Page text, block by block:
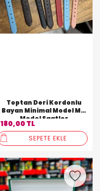
Toptan Deri Kordonlu
Bayan Minimal Model Mix
Model Saatler
180,00 TL
SEPETE EKLE